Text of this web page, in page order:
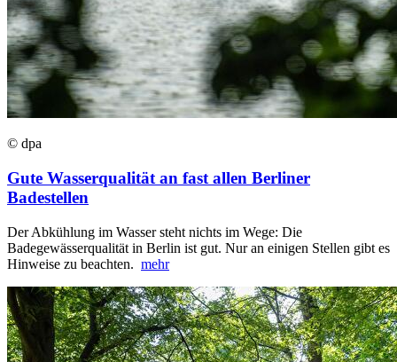
© dpa
Gute Wasserqualität an fast allen Berliner
Badestellen
Der Abkühlung im Wasser steht nichts im Wege: Die
Badegewässerqualität in Berlin ist gut. Nur an einigen Stellen gibt es
Hinweise zu beachten. mehr